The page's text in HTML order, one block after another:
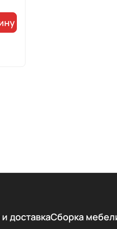
доставкаСборка